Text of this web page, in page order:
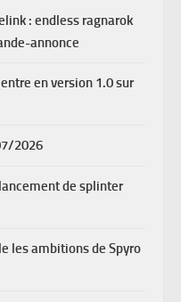
: endless ragnarok
annonce
en version 1.0 sur
2026
de splinter
les ambitions de Spyro